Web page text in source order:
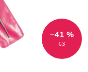
€3
–41 %